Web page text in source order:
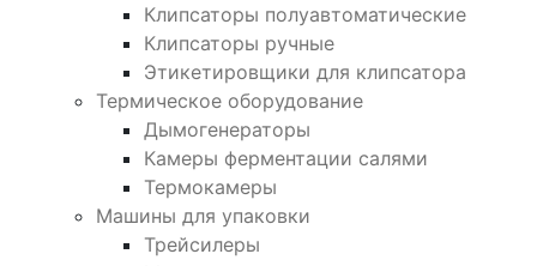
Клипсаторы полуавтоматические
Клипсаторы ручные
Этикетировщики для клипсатора
Термическое оборудование
Дымогенераторы
Камеры ферментации салями
Термокамеры
Машины для упаковки
Трейсилеры